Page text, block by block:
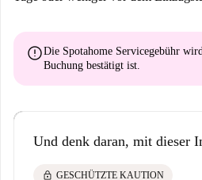
errorDie Spotahome Servicegebühr
Buchung bestätigt ist.
Und denk daran, mit dieser
lock GESCHÜTZTE KAUTION